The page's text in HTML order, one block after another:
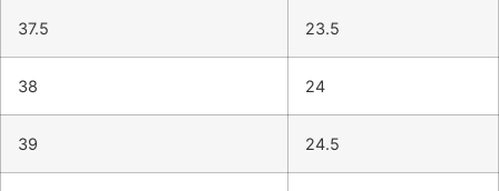
37.5 23.5
38 24
39 24.5